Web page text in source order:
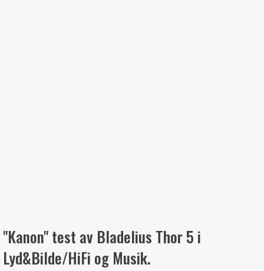
"Kanon" test av Bladelius Thor 5 i
Lyd&Bilde/HiFi og Musik.